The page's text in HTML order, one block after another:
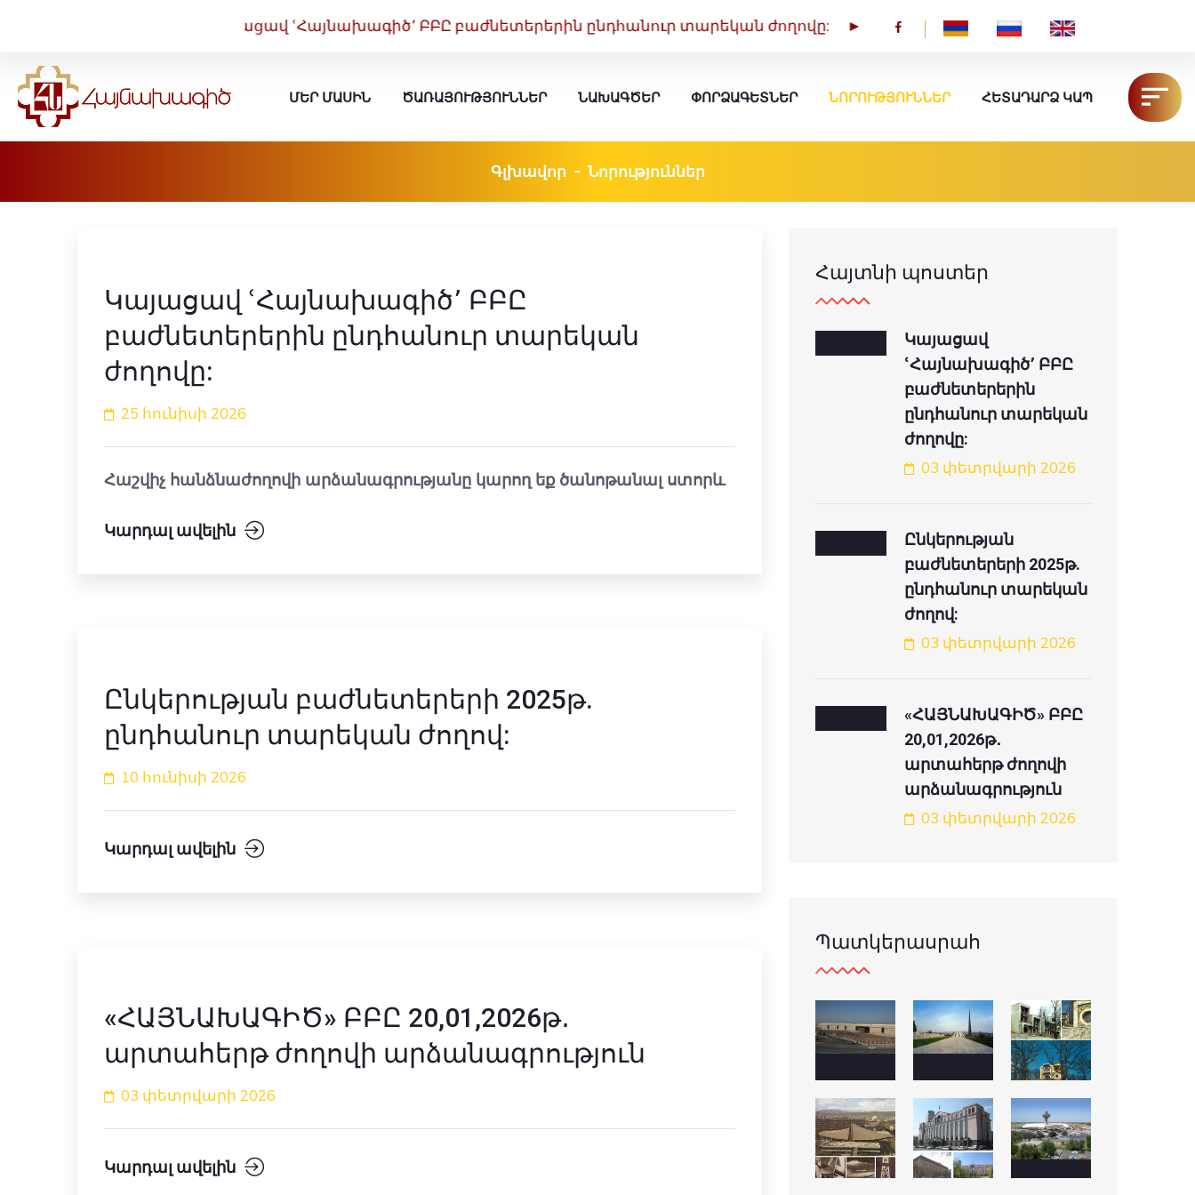
Կայացավ ՙՀայնախագիծ՚ ԲԲԸ բաժնետերերին ընդհանուր տարեկան ժողովը: ►ՆՈՐՈՒԹՅՈՒՆՆԵՐHY RU EN
ՄԵՐ ՄԱՍԻՆ ԾԱՌԱՅՈՒԹՅՈՒՆՆԵՐ ՆԱԽԱԳԾԵՐ ՓՈՐՁԱԳԵՏՆԵՐ ՆՈՐՈՒԹՅՈՒՆՆԵՐ ՀԵՏԱԴԱՐՁ ԿԱՊ
Գլխավոր Նորություններ
Կայացավ ՙՀայնախագիծ՚ ԲԲԸ
բաժնետերերին ընդհանուր տարեկան
ժողովը:
25 հունիսի 2026
Հաշվիչ հանձնաժողովի արձանագրությանը կարող եք ծանոթանալ ստորև
Կարդալ ավելին
Ընկերության բաժնետերերի 2025թ.
ընդհանուր տարեկան ժողով:
10 հունիսի 2026
Կարդալ ավելին
«ՀԱՅՆԱԽԱԳԻԾ» ԲԲԸ 20,01,2026թ․
արտահերթ ժողովի արձանագրություն
03 փետրվարի 2026
Կարդալ ավելին
Հայտնի պոստեր
Կայացավ
ՙՀայնախագիծ՚ ԲԲԸ
բաժնետերերին
ընդհանուր տարեկան
ժողովը:
03 փետրվարի 2026
Ընկերության
բաժնետերերի 2025թ.
ընդհանուր տարեկան
ժողով:
03 փետրվարի 2026
«ՀԱՅՆԱԽԱԳԻԾ» ԲԲԸ
20,01,2026թ․
արտահերթ ժողովի
արձանագրություն
03 փետրվարի 2026
Պատկերասրահ